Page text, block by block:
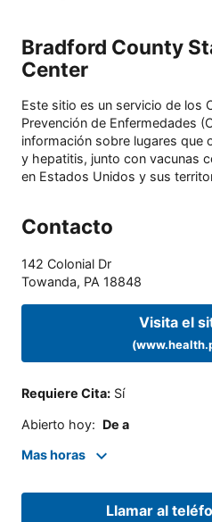
Bradford County
Center
Este sitio es un servicio de los
Prevención de Enfermedades
información sobre lugares que
y hepatitis, junto con vacunas
en Estados Unidos y sus
Contacto
142 Colonial Dr
Towanda, PA 18848
Visita el
Requiere Cita: Sí
Abierto hoy: De a
Mas horas
Llamar al